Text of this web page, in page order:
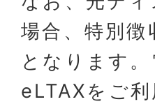
場合、特別
となります
eLTAXをご利